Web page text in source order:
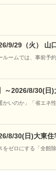
9/29（火） 山
ム予約来場キャ
ルームでは、事前予
～2026/8/30(日
強さと快適さが
かいのか」「省エネ
りやすくご案内いたし
8/30(日)大東
朝にはカラッと
をゼロにする「全館